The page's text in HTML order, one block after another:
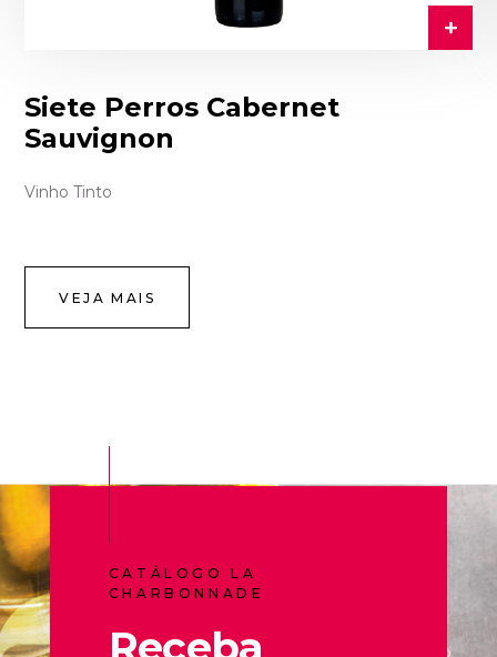
Siete Perros Cabernet
Sauvignon
Vinho Tinto
VEJA MAIS
CATÁLOGO LA
CHARBONNADE
Receba